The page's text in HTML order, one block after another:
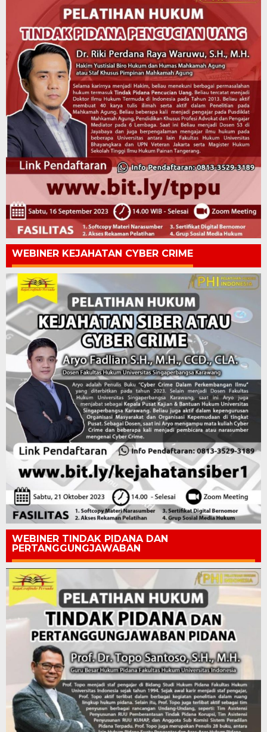
WEBINER KEJAHATAN CYBER CRIME
WEBINER TINDAK PIDANA DAN
PERTANGGUNGJAWABAN